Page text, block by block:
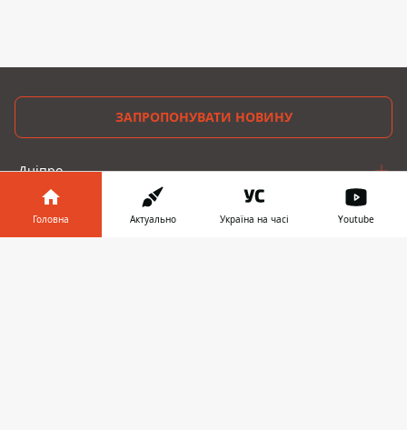
ЗАПРОПОНУВАТИ НОВИНУ
Дніпро
Область
Головна Актуально Україна на часі Youtube